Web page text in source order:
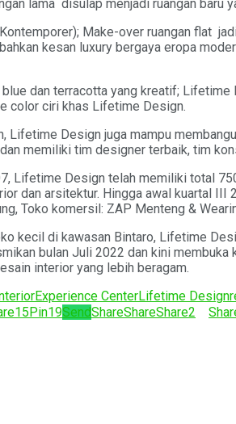
lama disulap menjadi ruangan
Make-over ruangan flat
kesan luxury bergaya eropa
dan terracotta yang kreatif;
color ciri khas Lifetime Design.
Lifetime Design juga mampu
memiliki tim designer terbaik, tim
Lifetime Design telah memiliki total
dan arsitektur. Hingga awal kuartal
Toko komersil: ZAP Menteng &
kecil di kawasan Bintaro, Lifetime
bulan Juli 2022 dan kini
interior yang lebih beragam.
Experience CenterLifetime Design
15Pin19SendShareShareShare2